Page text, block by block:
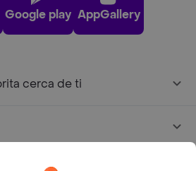
Google play AppGallery
cerca de ti